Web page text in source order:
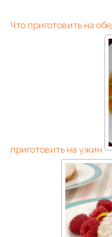
Что приготовить на
приготовить на ужин